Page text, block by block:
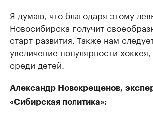
Я думаю, что благодаря этому
Новосибирска получит
старт развития. Также нам
увеличение популярности
среди детей.
Александр Новокрещенов,
«Сибирская политика»: